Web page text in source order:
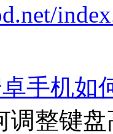
手机如
调整键盘